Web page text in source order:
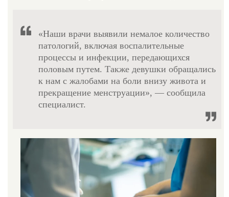
«Наши врачи выявили немалое количество
патологий, включая воспалительные
процессы и инфекции, передающихся
половым путем. Также девушки обращались
к нам с жалобами на боли внизу живота и
прекращение менструации», — сообщила
специалист.